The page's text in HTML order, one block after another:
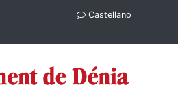
Castellano